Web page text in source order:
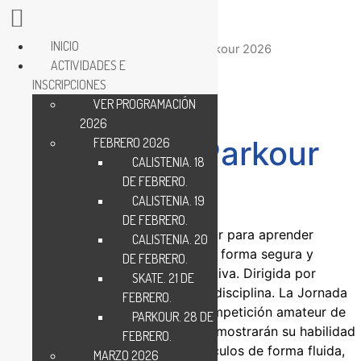
Inicio Inscripciones / Jornadas de Parkour 2026
Jornadas de Parkour
Jornadas de parkour para aprender
diferentes movimientos y trucos de forma segura y
divertida de esta modalidad deportiva. Dirigida por
monitores/as especialistas en esta disciplina. La Jornada
8, del 26 de septiembre, es una competición amateur de
parkour donde los participantes demostrarán su habilidad
para desplazarse superando obstáculos de forma fluida,
INICIO
ACTIVIDADES E
INSCRIPCIONES
VER PROGRAMACIÓN
2026
FEBRERO 2026
CALISTENIA. 18
DE FEBRERO.
CALISTENIA. 19
DE FEBRERO.
CALISTENIA. 20
DE FEBRERO.
SKATE. 21 DE
FEBRERO.
PARKOUR. 28 DE
FEBRERO.
MARZO 2026